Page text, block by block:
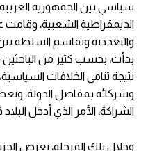
سياسي بين الجمهورية
الديمقراطية الشعبية، وقامت
والتعددية وتقاسم السلطة
بدأت، بحسب كثير من الباحثين
نتيجة تنامي الخلافات
وشركائه بمفاصل الدولة،
الشراكة، الأمر الذي أدخل
وخلال تلك المرحلة، تعرض